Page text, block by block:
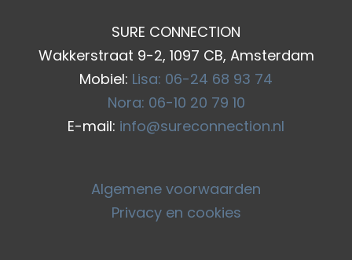
SURE CONNECTION
Wakkerstraat 9-2, 1097 CB, Amsterdam
Mobiel: Lisa: 06-24 68 93 74
Nora: 06-10 20 79 10
E-mail: info@sureconnection.nl
Algemene voorwaarden
Privacy en cookies